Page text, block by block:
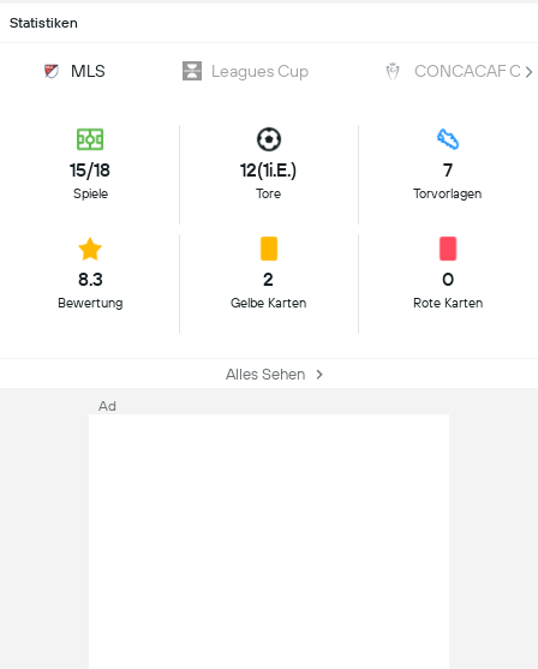
Statistiken
MLS Leagues Cup CONCACAF
15/18
Spiele
12(1i.E.)
Tore
7
Torvorlagen
8.3
Bewertung
2
Gelbe Karten
0
Rote Karten
Alles Sehen
Ad